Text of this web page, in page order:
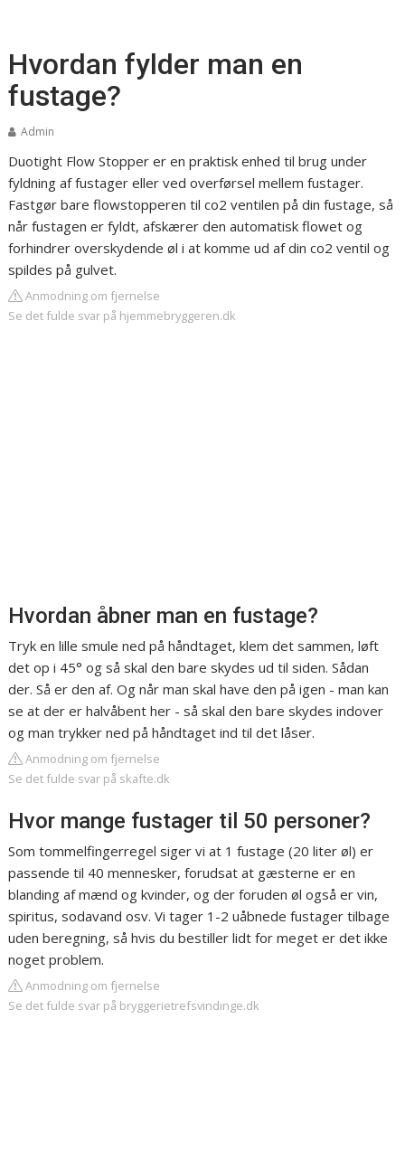
Hvordan fylder man en
fustage?
Admin
Duotight Flow Stopper er en praktisk enhed til brug under
fyldning af fustager eller ved overførsel mellem fustager.
Fastgør bare flowstopperen til co2 ventilen på din fustage, så
når fustagen er fyldt, afskærer den automatisk flowet og
forhindrer overskydende øl i at komme ud af din co2 ventil og
spildes på gulvet.
Anmodning om fjernelse
Se det fulde svar på hjemmebryggeren.dk
Hvordan åbner man en fustage?
Tryk en lille smule ned på håndtaget, klem det sammen, løft
det op i 45° og så skal den bare skydes ud til siden. Sådan
der. Så er den af. Og når man skal have den på igen - man kan
se at der er halvåbent her - så skal den bare skydes indover
og man trykker ned på håndtaget ind til det låser.
Anmodning om fjernelse
Se det fulde svar på skafte.dk
Hvor mange fustager til 50 personer?
Som tommelfingerregel siger vi at 1 fustage (20 liter øl) er
passende til 40 mennesker, forudsat at gæsterne er en
blanding af mænd og kvinder, og der foruden øl også er vin,
spiritus, sodavand osv. Vi tager 1-2 uåbnede fustager tilbage
uden beregning, så hvis du bestiller lidt for meget er det ikke
noget problem.
Anmodning om fjernelse
Se det fulde svar på bryggerietrefsvindinge.dk